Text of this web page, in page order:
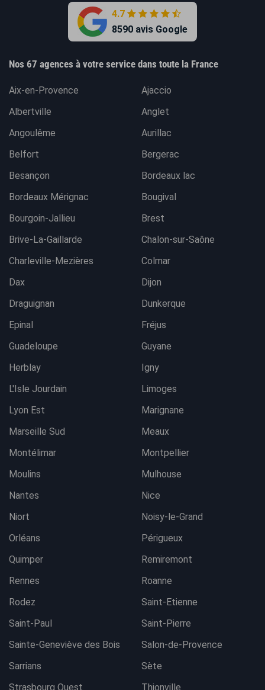
4.7
8590 avis Google
Nos 67 agences à votre service dans toute la France
Aix-en-Provence
Ajaccio
Albertville
Anglet
Angoulême
Aurillac
Belfort
Bergerac
Besançon
Bordeaux lac
Bordeaux Mérignac
Bougival
Bourgoin-Jallieu
Brest
Brive-La-Gaillarde
Chalon-sur-Saône
Charleville-Mezières
Colmar
Dax
Dijon
Draguignan
Dunkerque
Epinal
Fréjus
Guadeloupe
Guyane
Herblay
Igny
L'Isle Jourdain
Limoges
Lyon Est
Marignane
Marseille Sud
Meaux
Montélimar
Montpellier
Moulins
Mulhouse
Nantes
Nice
Niort
Noisy-le-Grand
Orléans
Périgueux
Quimper
Remiremont
Rennes
Roanne
Rodez
Saint-Etienne
Saint-Paul
Saint-Pierre
Sainte-Geneviève des Bois
Salon-de-Provence
Sarrians
Sète
Strasbourg Ouest
Thionville